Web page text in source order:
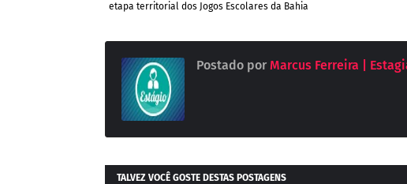
etapa territorial dos Jogos Escolares da Bahia
Postado por Marcus Ferreira |
TALVEZ VOCÊ GOSTE DESTAS POSTAGENS